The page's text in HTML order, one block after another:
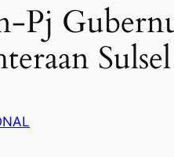
Pj
Sulsel